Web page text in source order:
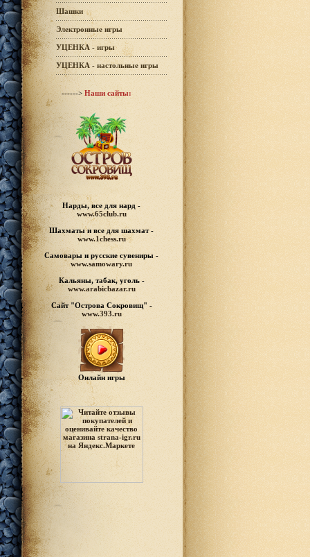
Шашки
Электронные игры
УЦЕНКА - игры
УЦЕНКА - настольные игры
------> Наши сайты:
Нарды, все для нард -
www.65club.ru
Шахматыи все для шахмат -
www.1chess.ru
Самовары и русскиесувениры -
www.samowary.ru
Кальяны, табак, уголь -
www.arabicbazar.ru
Сайт "Острова Сокровищ" -
www.393.ru
Онлайн игры